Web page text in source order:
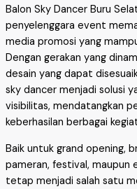
Balon Sky Dancer Buru
penyelenggara event
media promosi yang
Dengan gerakan yang
desain yang dapat
sky dancer menjadi solusi
visibilitas, mendatangkan
keberhasilan berbagai
Baik untuk grand opening,
pameran, festival, maupun
tetap menjadi salah satu